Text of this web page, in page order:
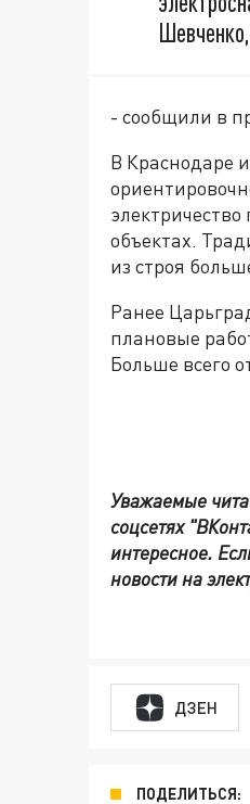
- сообщили в
В Краснодаре
объектах.
из строя
Ранее
плановые
Больше всего
Уважаемые
соцсетях
интересное.
новости на
ДЗЕН
ПОДЕЛИТЬСЯ: